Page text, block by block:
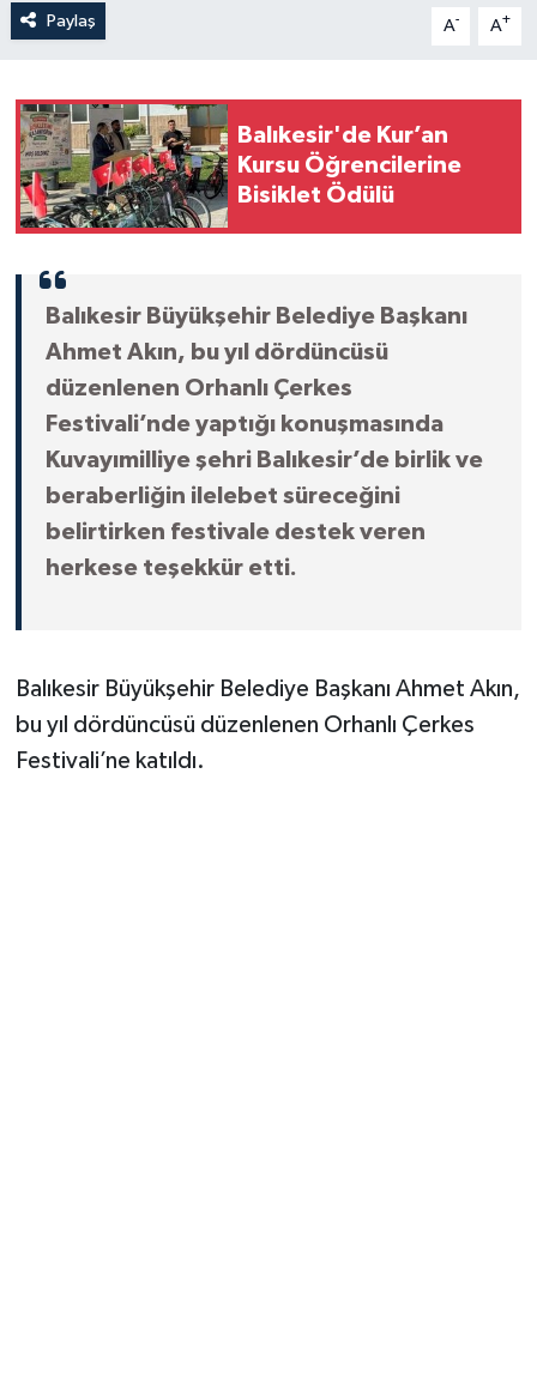
Paylaş A- A+
Balıkesir'de Kur’an
Kursu Öğrencilerine
Bisiklet Ödülü
Balıkesir Büyükşehir Belediye Başkanı
Ahmet Akın, bu yıl dördüncüsü
düzenlenen Orhanlı Çerkes
Festivali’nde yaptığı konuşmasında
Kuvayımilliye şehri Balıkesir’de birlik ve
beraberliğin ilelebet süreceğini
belirtirken festivale destek veren
herkese teşekkür etti.
Balıkesir Büyükşehir Belediye Başkanı Ahmet Akın,
bu yıl dördüncüsü düzenlenen Orhanlı Çerkes
Festivali’ne katıldı.